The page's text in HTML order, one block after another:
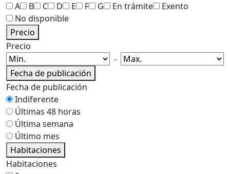
A
B C D E F G En trámite
Exento
No disponible
Precio
Precio
-
Fecha de publicación
Fecha de publicación
Indiferente
Últimas 48 horas
Última semana
Último mes
Habitaciones
Habitaciones